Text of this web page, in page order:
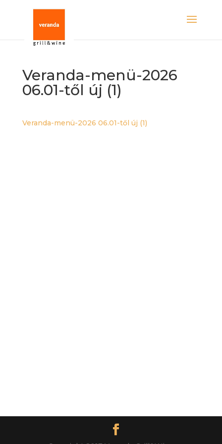
Veranda-menü-2026
06.01-től új (1)
Veranda-menü-2026 06.01-től új (1)